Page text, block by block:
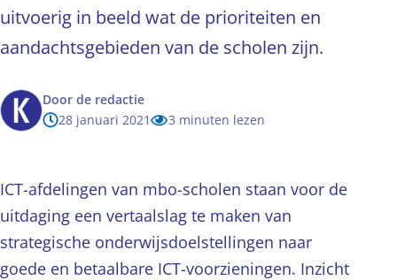
uitvoerig in beeld wat de prioriteiten en
aandachtsgebieden van de scholen zijn.
Door de redactie
28 januari 2021
3 minuten lezen
ICT-afdelingen van mbo-scholen staan voor de
uitdaging een vertaalslag te maken van
strategische onderwijsdoelstellingen naar
goede en betaalbare ICT-voorzieningen. Inzicht